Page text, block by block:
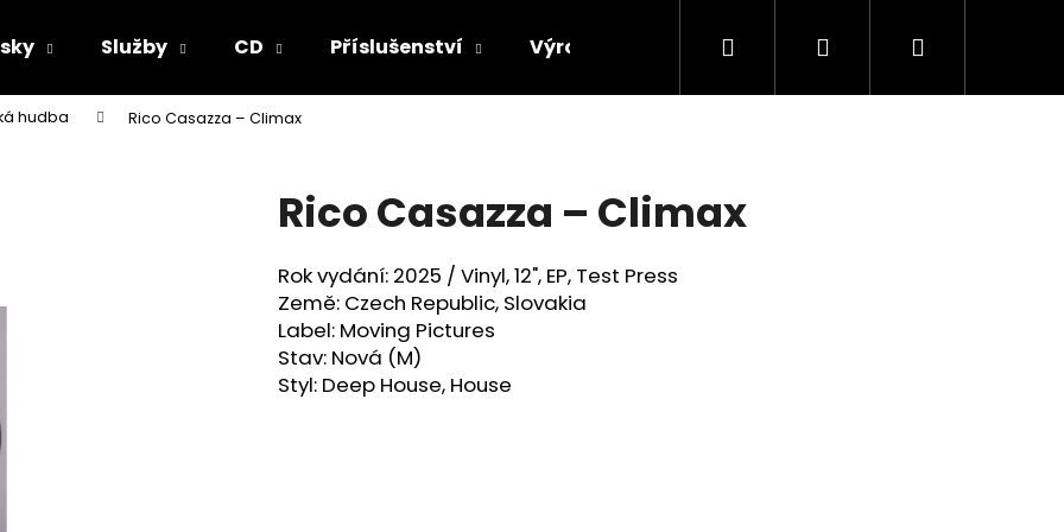
Služby CD Příslušenství Výroba vinylových desek Výkup
Hledat PřihlášeníNákupní
hudba Rico Casazza ‎– Climax
Rico Casazza ‎– Climax
Rok vydání: 2025 / Vinyl, 12", EP, Test Press
Země: Czech Republic, Slovakia
Label: Moving Pictures
Stav: Nová (M)
Styl: Deep House, House
Co potřebujete najít?
HLEDAT